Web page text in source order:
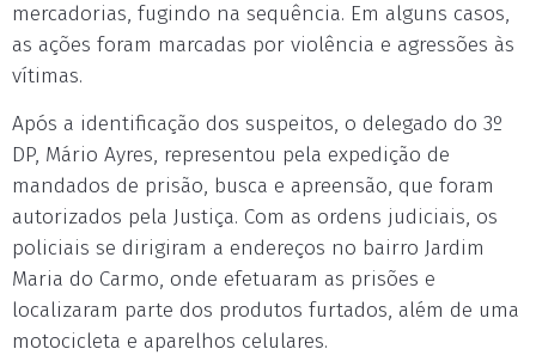
mercadorias, fugindo na sequência. Em alguns casos,
as ações foram marcadas por violência e agressões às
vítimas.
Após a identificação dos suspeitos, o delegado do 3º
DP, Mário Ayres, representou pela expedição de
mandados de prisão, busca e apreensão, que foram
autorizados pela Justiça. Com as ordens judiciais, os
policiais se dirigiram a endereços no bairro Jardim
Maria do Carmo, onde efetuaram as prisões e
localizaram parte dos produtos furtados, além de uma
motocicleta e aparelhos celulares.